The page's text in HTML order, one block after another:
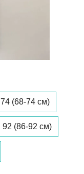
74 (68-74 см)
92 (86-92 см)